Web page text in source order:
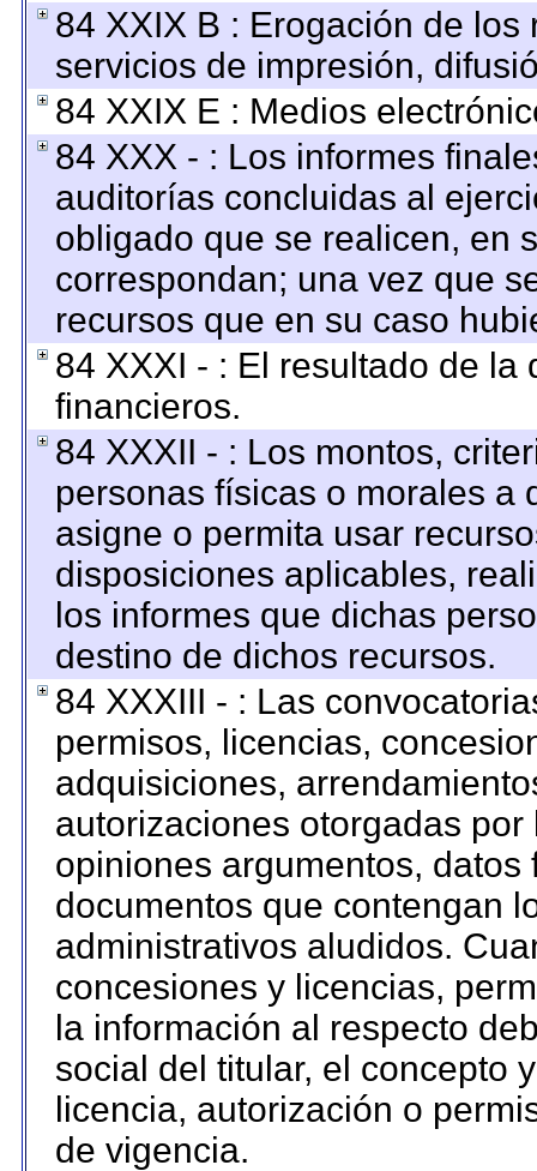
84 XXIX B : Erogación de
servicios de impresión,
84 XXIX E : Medios
84 XXX - : Los informes
auditorías concluidas al
obligado que se realicen, en
correspondan; una vez que
recursos que en su caso
84 XXXI - : El resultado de
financieros.
84 XXXII - : Los montos,
personas físicas o morales a
asigne o permita usar
disposiciones aplicables,
los informes que dichas
destino de dichos recursos.
84 XXXIII - : Las
permisos, licencias,
adquisiciones,
autorizaciones otorgadas
opiniones argumentos,
documentos que contengan
administrativos aludidos.
concesiones y licencias,
la información al respecto
social del titular, el concepto
licencia, autorización o
de vigencia.